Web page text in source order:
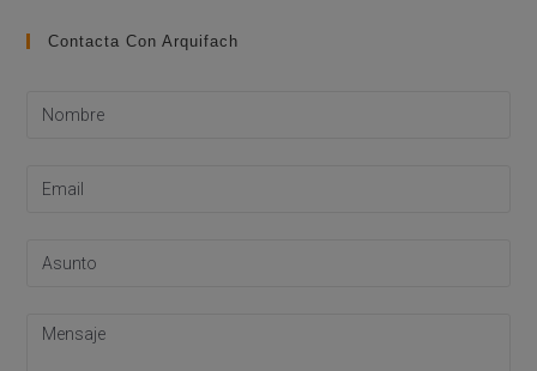
Contacta Con Arquifach